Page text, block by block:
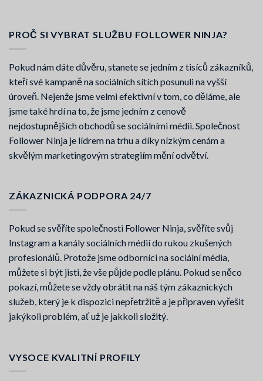
PROČ SI VYBRAT SLUŽBU FOLLOWER NINJA?
Pokud nám dáte důvěru, stanete se jedním z tisíců zákazníků,
kteří své kampaně na sociálních sítích posunuli na vyšší
úroveň. Nejenže jsme velmi efektivní v tom, co děláme, ale
jsme také hrdí na to, že jsme jedním z cenově
nejdostupnějších obchodů se sociálními médii. Společnost
Follower Ninja je lídrem na trhu a díky nízkým cenám a
skvělým marketingovým strategiím mění odvětví.
ZÁKAZNICKÁ PODPORA 24/7
Pokud se svěříte společnosti Follower Ninja, svěříte svůj
Instagram a kanály sociálních médií do rukou zkušených
profesionálů. Protože jsme odborníci na sociální média,
můžete si být jisti, že vše půjde podle plánu. Pokud se něco
pokazí, můžete se vždy obrátit na náš tým zákaznických
služeb, který je k dispozici nepřetržitě a je připraven vyřešit
jakýkoli problém, ať už je jakkoli složitý.
VYSOCE KVALITNÍ PROFILY